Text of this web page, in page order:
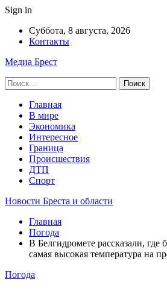
Sign in
Суббота, 8 августа, 2026
Контакты
Медиа Брест
Главная
В мире
Экономика
Интересное
Граница
Происшествия
ДТП
Спорт
Новости Бреста и области
Главная
Погода
В Белгидромете рассказали, где
самая высокая температура на
Погода